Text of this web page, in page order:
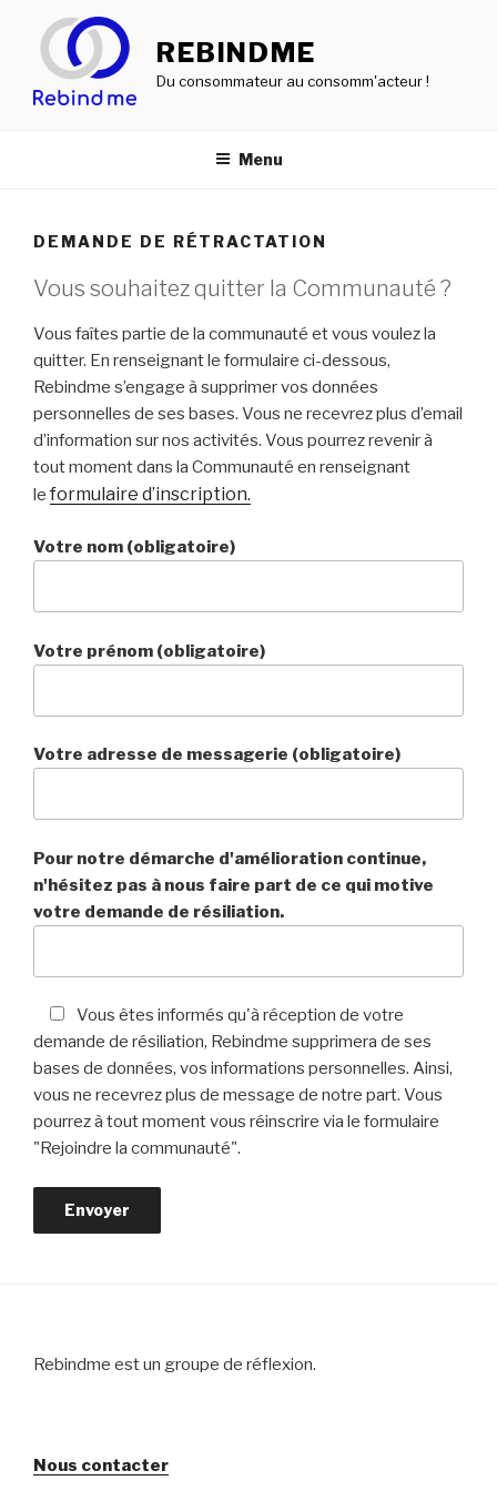
contenu
principal
REBINDME
Du consommateur au consomm'acteur !
Menu
DEMANDE DE RÉTRACTATION
Vous souhaitez quitter la Communauté ?
Vous faîtes partie de la communauté et vous voulez la
quitter. En renseignant le formulaire ci-dessous,
Rebindme s’engage à supprimer vos données
personnelles de ses bases. Vous ne recevrez plus d’email
d’information sur nos activités. Vous pourrez revenir à
tout moment dans la Communauté en renseignant
le formulaire d’inscription.
Votre nom (obligatoire)
Votre prénom (obligatoire)
Votre adresse de messagerie (obligatoire)
Pour notre démarche d'amélioration continue,
n'hésitez pas à nous faire part de ce qui motive
votre demande de résiliation.
Vous êtes informés qu'à réception de votre
demande de résiliation, Rebindme supprimera de ses
bases de données, vos informations personnelles. Ainsi,
vous ne recevrez plus de message de notre part. Vous
pourrez à tout moment vous réinscrire via le formulaire
"Rejoindre la communauté".
Rebindme est un groupe de réflexion.
Nous contacter